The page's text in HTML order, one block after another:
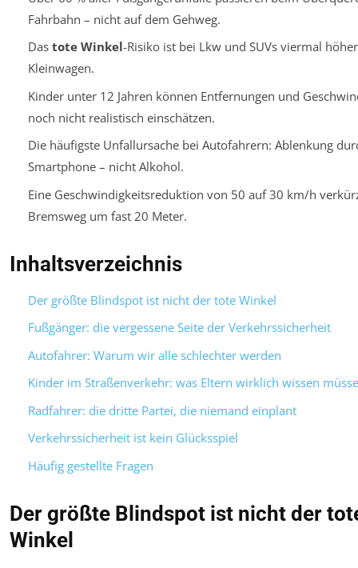
Fahrbahn – nicht auf dem Gehweg.
Das tote Winkel-Risiko ist bei Lkw und SUVs viermal
Kleinwagen.
Kinder unter 12 Jahren können Entfernungen und
noch nicht realistisch einschätzen.
Die häufigste Unfallursache bei Autofahrern: Ablenkung
Smartphone – nicht Alkohol.
Eine Geschwindigkeitsreduktion von 50 auf 30 km/h
Bremsweg um fast 20 Meter.
Inhaltsverzeichnis
Der größte Blindspot ist nicht der tote Winkel
Fußgänger: die vergessene Seite der Verkehrssicherheit
Autofahrer: Warum wir alle schlechter werden
Kinder im Straßenverkehr: was Eltern wirklich wissen
Radfahrer: die dritte Partei, die niemand einplant
Verkehrssicherheit ist kein Glücksspiel
Häufig gestellte Fragen
Der größte Blindspot ist nicht der
Winkel